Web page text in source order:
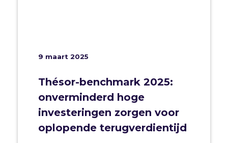
9 maart 2025
Thésor-benchmark 2025:
onverminderd hoge
investeringen zorgen voor
oplopende terugverdientijd